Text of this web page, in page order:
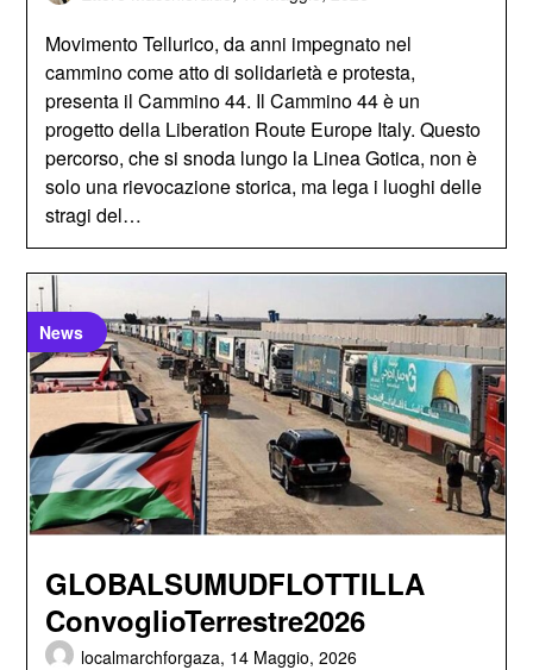
Movimento Tellurico, da anni impegnato nel
cammino come atto di solidarietà e protesta,
presenta il Cammino 44. Il Cammino 44 è un
progetto della Liberation Route Europe Italy. Questo
percorso, che si snoda lungo la Linea Gotica, non è
solo una rievocazione storica, ma lega i luoghi delle
stragi del…
News
GLOBALSUMUDFLOTTILLA
ConvoglioTerrestre2026
localmarchforgaza, 14 Maggio, 2026